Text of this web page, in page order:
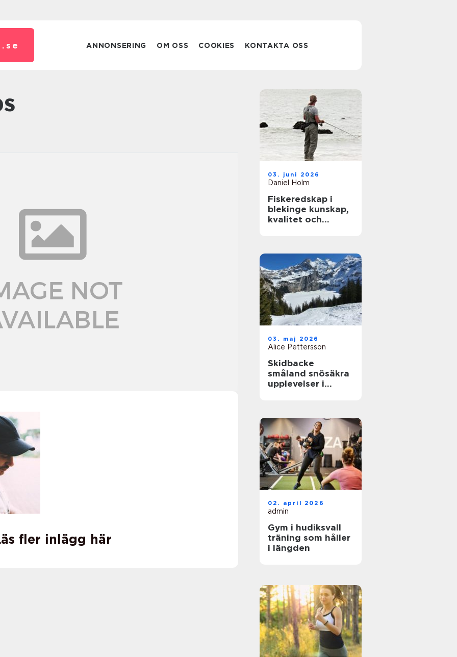
se ANNONSERING OM OSS COOKIES KONTAKTA OSS
fler inlägg här
03. juni 2026
Daniel Holm
Fiskeredskap i
blekinge kunskap,
kvalitet och
03. maj 2026
Alice Pettersson
Skidbacke
småland snösäkra
upplevelser i
02. april 2026
admin
Gym i hudiksvall
träning som håller
i längden